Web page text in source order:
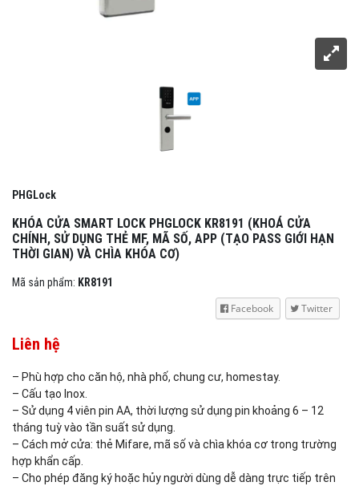
PHGLock
KHÓA CỬA SMART LOCK PHGLOCK KR8191 (KHOÁ CỬA
CHÍNH, SỬ DỤNG THẺ MF, MÃ SỐ, APP (TẠO PASS GIỚI HẠN
THỜI GIAN) VÀ CHÌA KHÓA CƠ)
Mã sản phẩm: KR8191
Facebook Twitter
Liên hệ
– Phù hợp cho căn hộ, nhà phố, chung cư, homestay.
– Cấu tạo Inox.
– Sử dụng 4 viên pin AA, thời lượng sử dụng pin khoảng 6 – 12
tháng tuỳ vào tần suất sử dụng.
– Cách mở cửa: thẻ Mifare, mã số và chìa khóa cơ trong trường
hợp khẩn cấp.
– Cho phép đăng ký hoặc hủy người dùng dễ dàng trực tiếp trên